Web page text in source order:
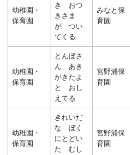
幼稚園・
保育園
き おつ
きさま
が つい
てくる
みなと保
育園
幼稚園・
保育園
とんぼさ
ん あき
がきたよ
と おし
えてる
宮野浦保
育園
幼稚園・
保育園
きれいだ
な ぼく
にとどい
た むし
宮野浦保
育園